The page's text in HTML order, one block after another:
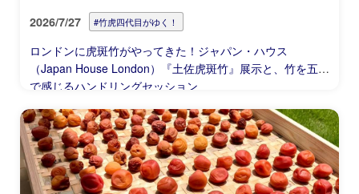
2026/7/27 #竹虎四代目がゆく！
ロンドンに虎斑竹がやってきた！ジャパン・ハウス
（Japan House London）『土佐虎斑竹』展示と、竹を五感
で感じるハンドリングセッション